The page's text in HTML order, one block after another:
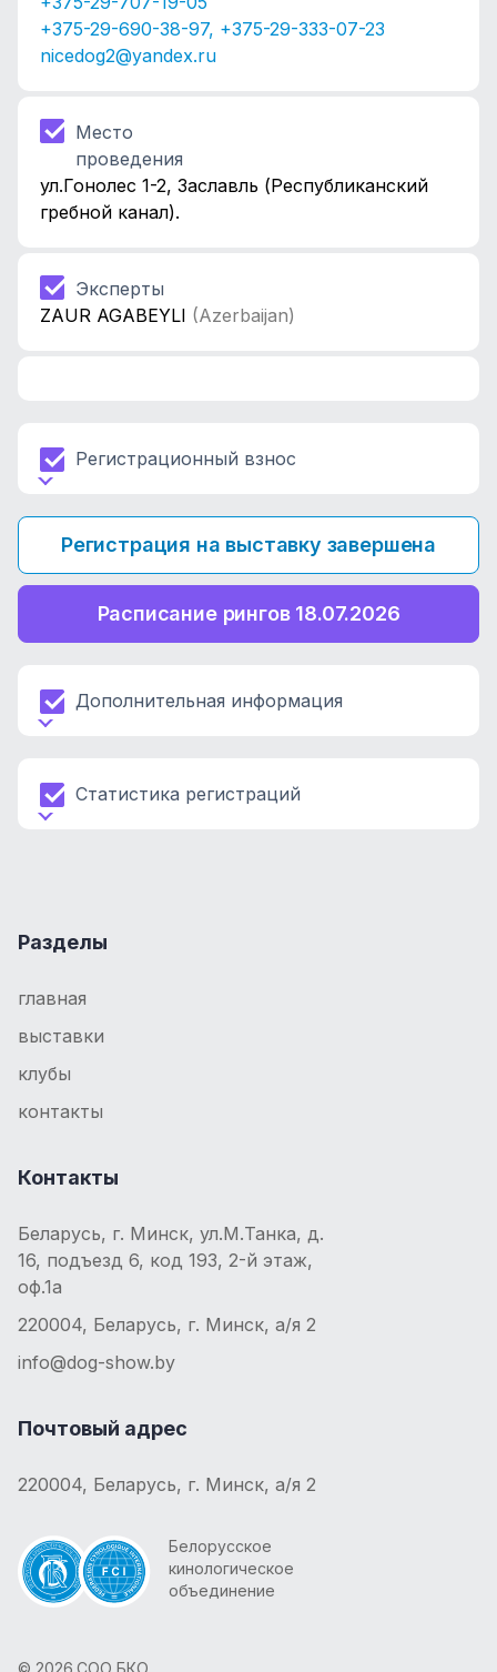
+375-29-690-38-97, +375-29-333-07-23
nicedog2@yandex.ru
Место
проведения
ул.Гонолес 1-2, Заславль (Республиканский
гребной канал).
Эксперты
ZAUR AGABEYLI (Azerbaijan)
Регистрационный взнос
Регистрация на выставку завершена
Расписание рингов 18.07.2026
Дополнительная информация
Статистика регистраций
Белорусское
кинологическое
объединение
© 2026 СОО БКО.
Разделы
главная
выставки
клубы
контакты
Контакты
Беларусь, г. Минск, ул.М.Танка, д.
16, подъезд 6, код 193, 2-й этаж,
оф.1а
220004, Беларусь, г. Минск, а/я 2
info@dog-show.by
Почтовый адрес
220004, Беларусь, г. Минск, а/я 2